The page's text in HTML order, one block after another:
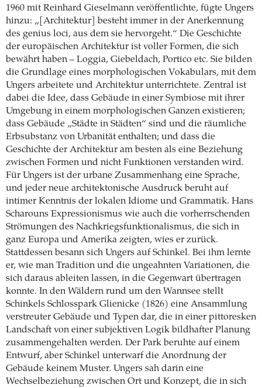
1960 mit Reinhard Gieselmann veröffentlichte, fügte Ungers
hinzu: „[Architektur] besteht immer in der Anerkennung
des genius loci, aus dem sie hervorgeht.“ Die Geschichte
der europäischen Architektur ist voller Formen, die sich
bewährt haben – Loggia, Giebeldach, Portico etc. Sie bilden
die Grundlage eines morphologischen Vokabulars, mit dem
Ungers arbeitete und Architektur unterrichtete. Zentral ist
dabei die Idee, dass Gebäude in einer Symbiose mit ihrer
Umgebung in einem morphologischen Ganzen existieren;
dass Gebäude „Städte in Städten“ sind und die räumliche
Erbsubstanz von Urbanität enthalten; und dass die
Geschichte der Architektur am besten als eine Beziehung
zwischen Formen und nicht Funktionen verstanden wird.
Für Ungers ist der urbane Zusammenhang eine Sprache,
und jeder neue architektonische Ausdruck beruht auf
intimer Kenntnis der lokalen Idiome und Grammatik. Hans
Scharouns Expressionismus wie auch die vorherrschenden
Strömungen des Nachkriegsfunktionalismus, die sich in
ganz Europa und Amerika zeigten, wies er zurück.
Stattdessen besann sich Ungers auf Schinkel. Bei ihm lernte
er, wie man Tradition und die ungeahnten Variationen, die
sich daraus ableiten lassen, in die Gegenwart übertragen
konnte. In den Wäldern rund um den Wannsee stellt
Schinkels Schlosspark Glienicke (1826) eine Ansammlung
verstreuter Gebäude und Typen dar, die in einer pittoresken
Landschaft von einer subjektiven Logik bildhafter Planung
zusammengehalten werden. Der Park beruhte auf einem
Entwurf, aber Schinkel unterwarf die Anordnung der
Gebäude keinem Muster. Ungers sah darin eine
Wechselbeziehung zwischen Ort und Konzept, die in sich